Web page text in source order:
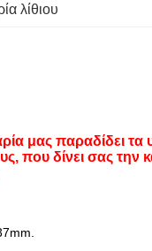
λίθιου
μας παραδίδει τα
που δίνει σας την